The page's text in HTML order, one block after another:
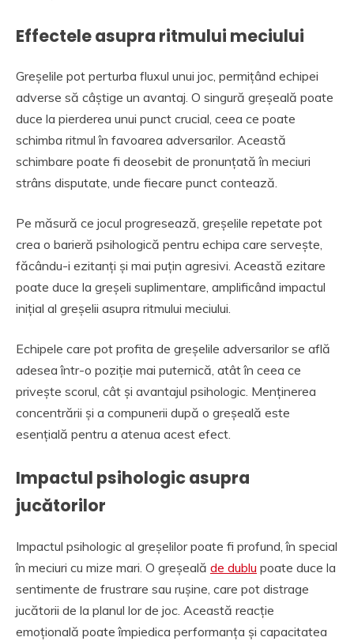
Effectele asupra ritmului meciului
Greșelile pot perturba fluxul unui joc, permițând echipei
adverse să câștige un avantaj. O singură greșeală poate
duce la pierderea unui punct crucial, ceea ce poate
schimba ritmul în favoarea adversarilor. Această
schimbare poate fi deosebit de pronunțată în meciuri
strâns disputate, unde fiecare punct contează.
Pe măsură ce jocul progresează, greșelile repetate pot
crea o barieră psihologică pentru echipa care servește,
făcându-i ezitanți și mai puțin agresivi. Această ezitare
poate duce la greșeli suplimentare, amplificând impactul
inițial al greșelii asupra ritmului meciului.
Echipele care pot profita de greșelile adversarilor se află
adesea într-o poziție mai puternică, atât în ceea ce
privește scorul, cât și avantajul psihologic. Menținerea
concentrării și a compunerii după o greșeală este
esențială pentru a atenua acest efect.
Impactul psihologic asupra
jucătorilor
Impactul psihologic al greșelilor poate fi profund, în special
în meciuri cu mize mari. O greșeală de dublu poate duce la
sentimente de frustrare sau rușine, care pot distrage
jucătorii de la planul lor de joc. Această reacție
emoțională poate împiedica performanța și capacitatea